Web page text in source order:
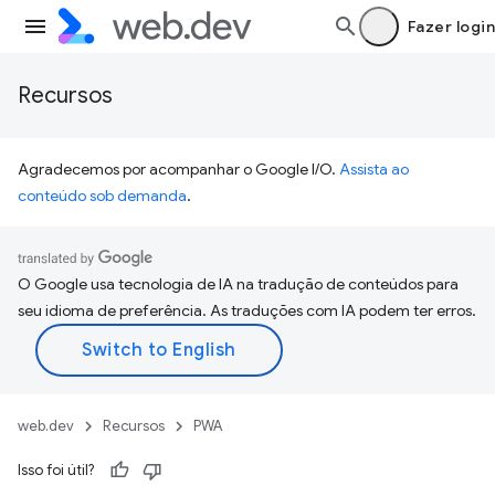
Fazer login
Recursos
Agradecemos por acompanhar o Google I/O. Assista ao
conteúdo sob demanda.
O Google usa tecnologia de IA na tradução de conteúdos para
seu idioma de preferência. As traduções com IA podem ter erros.
web.dev Recursos PWA
Isso foi útil?